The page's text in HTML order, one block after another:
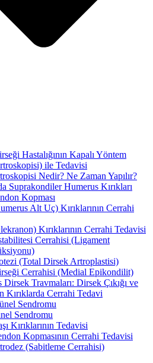
Hastalığının Kapalı Yöntem
ile Tedavisi
Nedir? Ne Zaman Yapılır?
Suprakondiler Humerus Kırıkları
Kopması
Alt Uç) Kırıklarının Cerrahi
Kırıklarının Cerrahi Tedavisi
Cerrahisi (Ligament
(Total Dirsek Artroplastisi)
Cerrahisi (Medial Epikondilit)
Travmaları: Dirsek Çıkığı ve
Kırıklarda Cerrahi Tedavi
Sendromu
Sendromu
Kırıklarının Tedavisi
Kopmasının Cerrahi Tedavisi
(Sabitleme Cerrahisi)